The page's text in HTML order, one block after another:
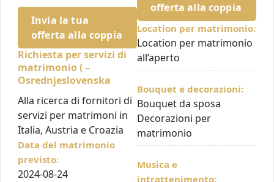
Invia la tua
offerta alla coppia
Richiesta per servizi di
matrimonio ( –
Osrednjeslovenska
Alla ricerca di fornitori di
servizi per matrimoni in
Italia, Austria e Croazia
Data del matrimonio
previsto:
2024-08-24
offerta alla coppia
Location per matrimonio:
Location per matrimonio
all’aperto
Bouquet e decorazioni:
Bouquet da sposa
Decorazioni per
matrimonio
Musica e
intrattenimento: